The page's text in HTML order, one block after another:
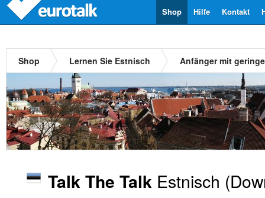
Kontakt
Hilfe
Shop
Shop Lernen Sie Estnisch Anfänger mit
Talk The Talk Estnisch